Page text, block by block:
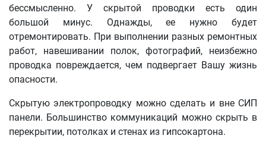
бессмысленно. У скрытой проводки есть один
большой минус. Однажды, ее нужно будет
отремонтировать. При выполнении разных ремонтных
работ, навешивании полок, фотографий, неизбежно
проводка повреждается, чем подвергает Вашу жизнь
опасности.
Скрытую электропроводку можно сделать и вне СИП
панели. Большинство коммуникаций можно скрыть в
перекрытии, потолках и стенах из гипсокартона.